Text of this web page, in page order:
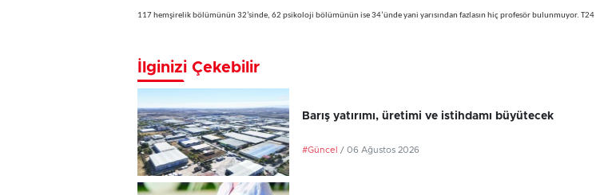
117 hemşirelik bölümünün 32’sinde, 62 psikoloji bölümünün ise 34’ünde yani yarısından fazlasın hiç profesör bulunmuyor. T24
İlginizi Çekebilir
Barış yatırımı, üretimi ve istihdamı büyütecek
#Güncel / 06 Ağustos 2026